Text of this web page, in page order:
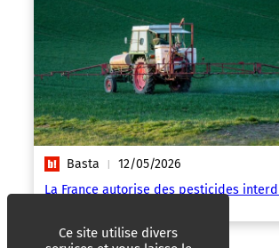
Basta | 12/05/2026
La France autorise des pesticides
Ce site utilise divers